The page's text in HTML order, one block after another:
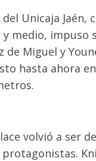
Unicaja Jaén,
medio, impuso
de Miguel y
hasta ahora
volvió a ser